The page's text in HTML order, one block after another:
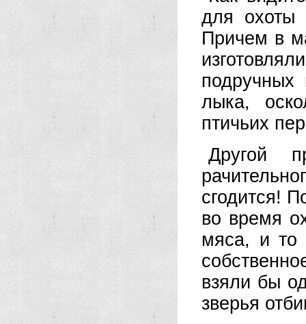
для охоты
Причем в
подручных
лыка,
птичьих
Другой
сгодится!
во время
мяса, и то
взяли бы
зверья